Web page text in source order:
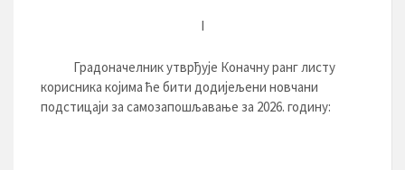
I
Градоначелник утврђује Коначну ранг листу
корисника којима ће бити додијељени новчани
подстицаји за самозапошљавање за 2026. годину: